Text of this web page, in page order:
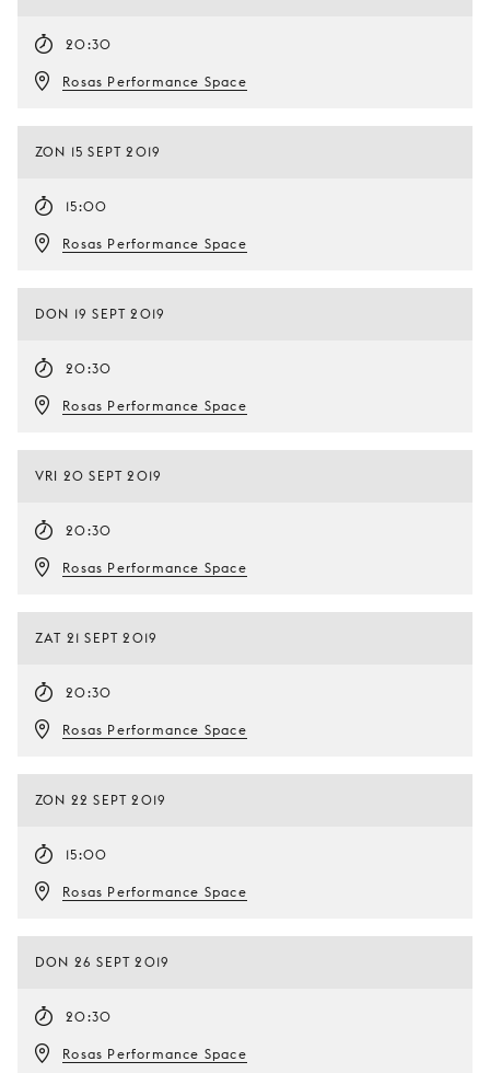
20:30
Rosas Performance Space
ZON 15 SEPT 2019
15:00
Rosas Performance Space
DON 19 SEPT 2019
20:30
Rosas Performance Space
VRI 20 SEPT 2019
20:30
Rosas Performance Space
ZAT 21 SEPT 2019
20:30
Rosas Performance Space
ZON 22 SEPT 2019
15:00
Rosas Performance Space
DON 26 SEPT 2019
20:30
Rosas Performance Space